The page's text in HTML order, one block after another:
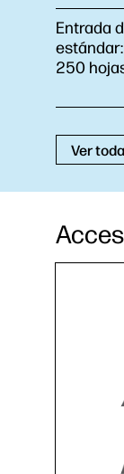
Entrada
estándar:
250